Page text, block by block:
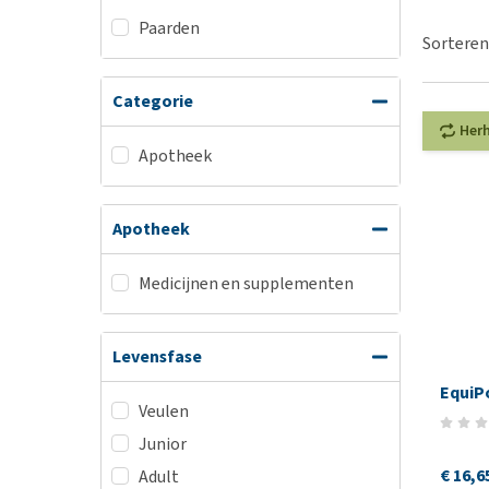
Biologisch
Vegan
Snacks
Bekijk alles
Puppy apotheek
Vuurwerkangst
Bekijk alles
Paarden
Categorie
Apotheek
Apotheek
Medicijnen en supplementen
Levensfase
Veulen
Junior
Adult
€